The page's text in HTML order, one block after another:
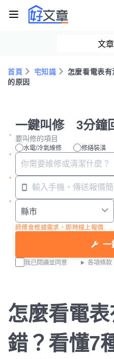
文
首頁 宅知識
怎麼看電表
的原因
一鍵叫修 3分鐘
要叫修的項目
水電/冷氣維修 修繕裝潢
師傅會根據需求，即時線上報價
一
我已閱讀並同意 各項條款
怎麼看電
錯？看懂7